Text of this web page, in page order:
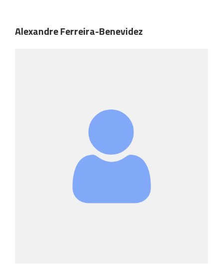
Alexandre Ferreira-Benevidez